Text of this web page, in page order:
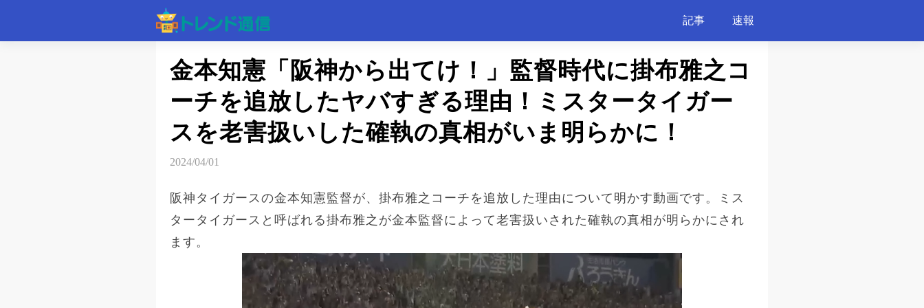
記事 速報
金本知憲「阪神から出てけ！」監督時代に掛布雅之コ
ーチを追放したヤバすぎる理由！ミスタータイガー
スを老害扱いした確執の真相がいま明らかに！
2024/04/01
阪神タイガースの金本知憲監督が、掛布雅之コーチを追放した理由について明かす動画です。ミス
タータイガースと呼ばれる掛布雅之が金本監督によって老害扱いされた確執の真相が明らかにされ
ます。
記事
速報